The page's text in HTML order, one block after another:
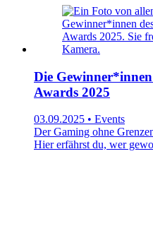
Die
Awards 2025
03.09.2025 • Events
Der Gaming ohne
Hier erfährst du, wer